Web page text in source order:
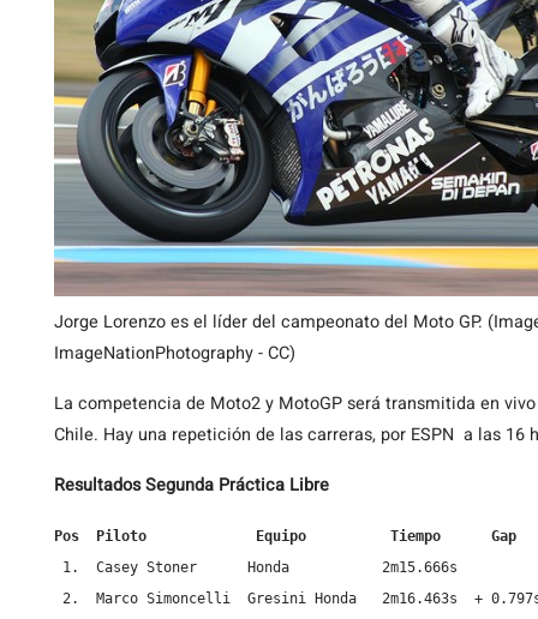
Jorge Lorenzo es el líder del campeonato del Moto GP.
ImageNationPhotography - CC)
La competencia de Moto2 y MotoGP será transmitida en
Chile. Hay una repetición de las carreras, por ESPN a las
Resultados Segunda Práctica Libre
Pos  Piloto             Equipo          Tiempo      Gap
1.  Casey Stoner      Honda           2m15.666s
2.  Marco Simoncelli  Gresini Honda   2m16.463s  +